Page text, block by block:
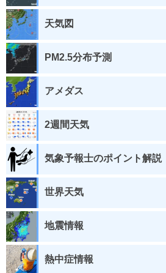
天気図
PM2.5分布予測
アメダス
2週間天気
気象予報士のポイント解説
世界天気
地震情報
熱中症情報